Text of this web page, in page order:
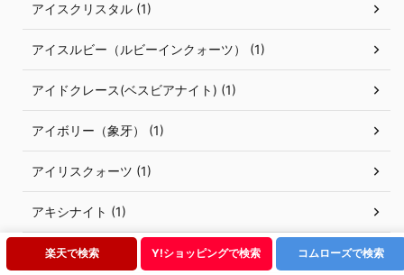
楽天で検索 Y!ショッピングで検索 コムローズで検索
アイスクリスタル (1)
アイスルビー（ルビーインクォーツ） (1)
アイドクレース(ベスビアナイト) (1)
アイボリー（象牙） (1)
アイリスクォーツ (1)
アキシナイト (1)
アクアオーラ (1)